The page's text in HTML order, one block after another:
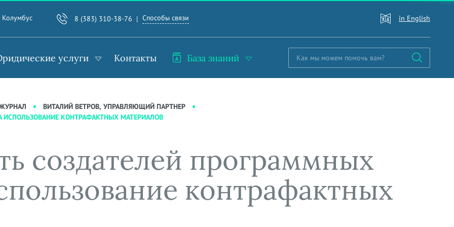
Колумбус 8 (383) 310-38-76 Способы связи in English
услуги Контакты База знаний
ВИТАЛИЙ ВЕТРОВ, УПРАВЛЯЮЩИЙ ПАРТНЕР
ИСПОЛЬЗОВАНИЕ КОНТРАФАКТНЫХ МАТЕРИАЛОВ
создателей программных
контрафактных